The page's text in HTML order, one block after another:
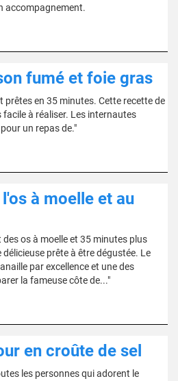
accompagnement.
fumé et foie gras
prêtes en 35 minutes. Cette recette de
à réaliser. Les internautes
un repas de."
à moelle et au
os à moelle et 35 minutes plus
prête à être dégustée. Le
par excellence et une des
la fameuse côte de..."
en croûte de sel
les personnes qui adorent le